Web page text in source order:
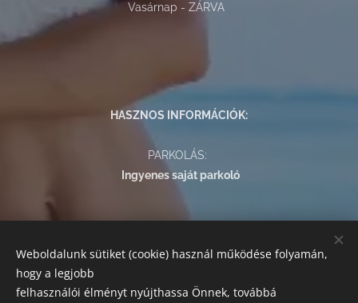
Vasárnap - ZÁRVA
HASZNOS INFORMÁCIÓK:
PARKOLÁS:
Ingyenes saját parkoló
Az alábbi módokon egyenlítheti ki szolgáltatásaink árát:
készpénz, bankkártyás fizetés, SZÉP kártya.
Weboldalunk sütiket (cookie) használ működése folyamán,
hogy a legjobb
felhasználói élményt nyújthassa Önnek, továbbá